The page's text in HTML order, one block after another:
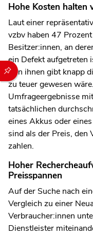
Durch die folgenden
Hohe Kosten halten
Laut einer
vzbv haben 47
Besitzer:innen, an
ein Defekt aufgetreten
Von ihnen gibt knapp
zu teuer gewesen
Umfrageergebnisse
tatsächlichen
eines Akkus oder
sind als der Preis, den
zahlen.
Hoher
Preisspannen
Auf der Suche nach
Vergleich zu einer
Verbraucher:innen
Dienstleister